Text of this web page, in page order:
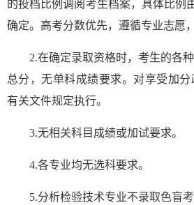
的投档比例调阅考生档案，具体比例
确定。高考分数优先，遵循专业志愿
2.在确定录取资格时，考生的各
总分，无单科成绩要求。对享受加
有关文件规定执行。
3.无相关科目成绩或加试要求。
4.各专业均无选科要求。
5.分析检验技术专业不录取色盲考